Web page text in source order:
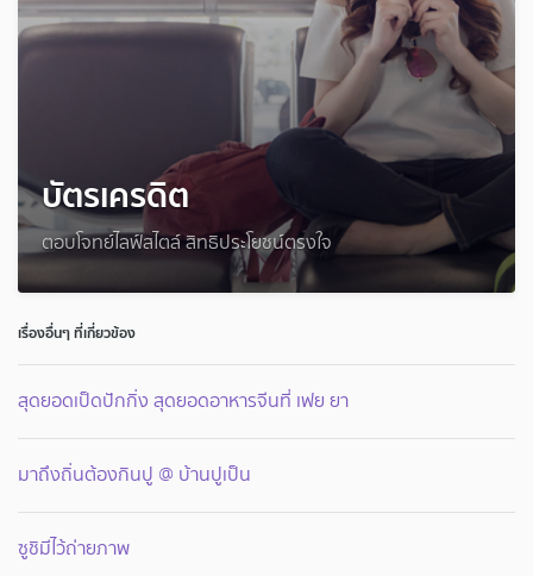
บัตรเครดิต
ตอบโจทย์ไลฟ์สไตล์ สิทธิประโยชน์ตรงใจ
เรื่องอื่นๆ ที่เกี่ยวข้อง
สุดยอดเป็ดปักกิ่ง สุดยอดอาหารจีนที่ เฟย ยา
มาถึงถิ่นต้องกินปู @ บ้านปูเป็น
ซูชิมีไว้ถ่ายภาพ